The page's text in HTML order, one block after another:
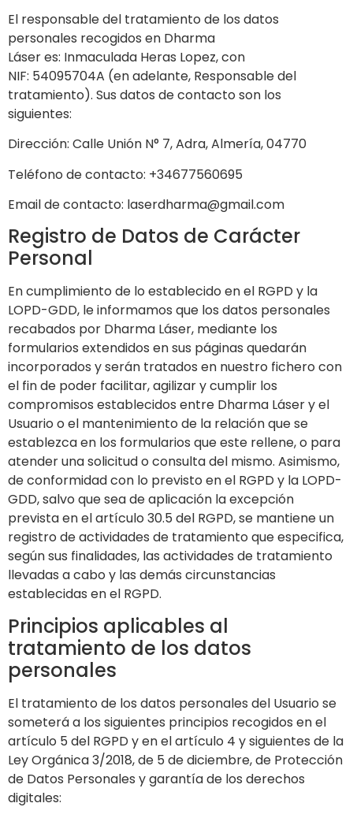
El responsable del tratamiento de los datos
personales recogidos en Dharma
Láseres: Inmaculada Heras Lopez, con
NIF: 54095704A (en adelante, Responsable del
tratamiento). Sus datos de contacto son los
siguientes:
Dirección: Calle Unión N° 7, Adra, Almería, 04770
Teléfono de contacto: +34677560695
Email de contacto: laserdharma@gmail.com
Registro de Datos de Carácter
Personal
En cumplimiento de lo establecido en el RGPD y la
LOPD-GDD, le informamos que los datos personales
recabados por Dharma Láser, mediante los
formularios extendidos en sus páginas quedarán
incorporados y serán tratados en nuestro fichero con
el fin de poder facilitar, agilizar y cumplir los
compromisos establecidos entre Dharma Lásery el
Usuario o el mantenimiento de la relación que se
establezca en los formularios que este rellene, o para
atender una solicitud o consulta del mismo. Asimismo,
de conformidad con lo previsto en el RGPD y la LOPD-
GDD, salvo que sea de aplicación la excepción
prevista en el artículo 30.5 del RGPD, se mantiene un
registro de actividades de tratamiento que especifica,
según sus finalidades, las actividades de tratamiento
llevadas a cabo y las demás circunstancias
establecidas en el RGPD.
Principios aplicables al
tratamiento de los datos
personales
El tratamiento de los datos personales del Usuario se
someterá a los siguientes principios recogidos en el
artículo 5 del RGPD y en el artículo 4 y siguientes de la
Ley Orgánica 3/2018, de 5 de diciembre, de Protección
de Datos Personales y garantía de los derechos
digitales: